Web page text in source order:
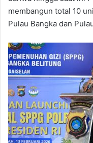
membangun total 10
Pulau Bangka dan